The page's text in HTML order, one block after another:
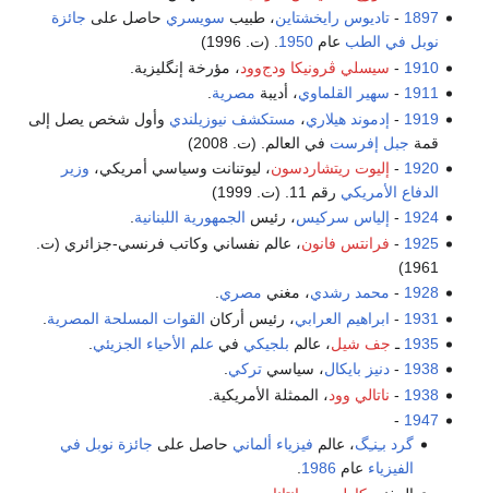
1897
-تاديوس رايخشتاين، طبيب سويسري حاصل على جائزة
نوبل في الطب عام1950. (ت. 1996)
1910
- سيسلي ڤرونيكا ودج‌وود، مؤرخة إنگليزية.
1911
- سهير القلماوي، أديبة مصرية.
1919
- إدموند هيلاري، مستكشف نيوزيلندي وأول شخص يصل إلى
قمة جبل إفرست في العالم. (ت. 2008)
1920
- إليوت ريتشاردسون، ليوتنانت وسياسي أمريكي، وزير
الدفاع الأمريكي رقم 11. (ت. 1999)
1924
- إلياس سركيس، رئيس الجمهورية اللبنانية.
1925
- فرانتس فانون، عالم نفساني وكاتب فرنسي-جزائري (ت.
1961)
1928
- محمد رشدي، مغني مصري
1931
- ابراهيم العرابي، رئيس أركان القوات المسلحة المصرية
1935 ـ جف شيل، عالم بلجيكي في علم الأحياء الجزيئي
1938
-دنيز بايكال، سياسيتركي.
1938
- ناتالي وود، الممثلة الأمريكية.
1947
-
گرد بـِنـِگ، عالم فيزياء ألماني حاصل على جائزة نوبل في
الفيزياء عام 1986